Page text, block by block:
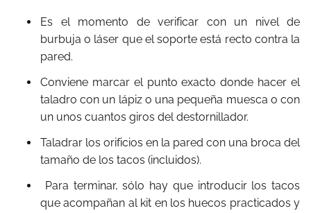
Es el momento de verificar con un nivel de
burbuja o láser que el soporte está recto contra la
pared.
Conviene marcar el punto exacto donde hacer el
taladro con un lápiz o una pequeña muesca o con
un unos cuantos giros del destornillador.
Taladrar los orificios en la pared con una broca del
tamaño de los tacos (incluidos).
Para terminar, sólo hay que introducir los tacos
que acompañan al kit en los huecos practicados y